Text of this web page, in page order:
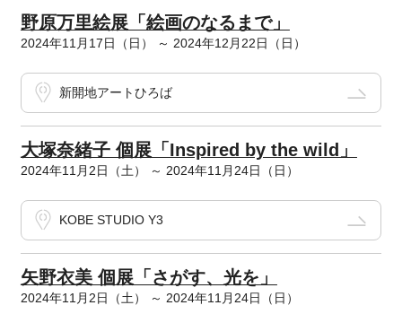
野原万里絵展「絵画のなるまで」
2024年11月17日（日） ～ 2024年12月22日（日）
新開地アートひろば
大塚奈緒子 個展「Inspired by the wild」
2024年11月2日（土） ～ 2024年11月24日（日）
KOBE STUDIO Y3
矢野衣美 個展「さがす、光を」
2024年11月2日（土） ～ 2024年11月24日（日）